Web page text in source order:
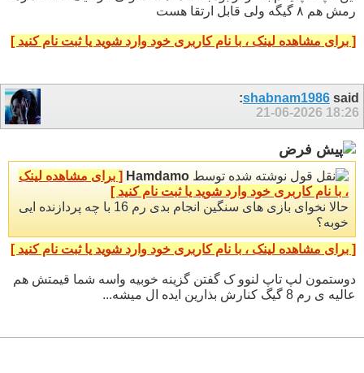
رمش هم ۸ گیگه ولی قابل ارتقا هست
[ برای مشاهده لینک ، با نام کاربری خود وارد شوید یا ثبت نام کنید ]
shabnam1986 said:
21-06-2026 18:26
نوشته شده توسط Hamdamo [ برای مشاهده لینک
، با نام کاربری خود وارد شوید یا ثبت نام کنید ]
حالا نخوای بازی های سنگین انجام بدی رم 16 با چه پردازنده ایی
خوبه؟
[ برای مشاهده لینک ، با نام کاربری خود وارد شوید یا ثبت نام کنید ]
دوستمون لپ تاپ لنوو ک گفتن گزینه خوبیه واسه شما قیمتش هم
عالیه ی رم 8 گیگ کنارش بذارین ایده ال میشه...